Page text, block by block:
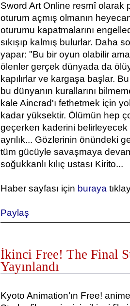
Sword Art Online resmî olarak
oturum açmış olmanın
oturumu kapatmalarını
sıkışıp kalmış bulurlar. Daha
yapar: "Bu bir oyun olabilir
ölenler gerçek dünyada da
kapılırlar ve kargaşa başlar.
bu dünyanın kurallarını
kale Aincrad'ı fethetmek için
kadar yüksektir. Ölümün hep
geçerken kaderini belirleyecek
ayrılık... Gözlerinin önündeki
tüm gücüyle savaşmaya
soğukkanlı kılıç ustası Kirito...
Haber sayfası için buraya
Paylaş
İkinci Free! The Final
Yayınlandı
Kyoto Animation’ın Free!